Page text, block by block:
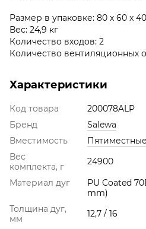
Размер в упаковке: 80 x 60 x
Вес: 24,9 кг
Количество входов: 2
Количество вентиляционных
Характеристики
Код товара
200078ALP
Бренд
Salewa
Вместимость
Вес
комплекта, г
24900
Материал дуг
PU Coated
mm)
Толщина дуг,
мм
12,7 / 16